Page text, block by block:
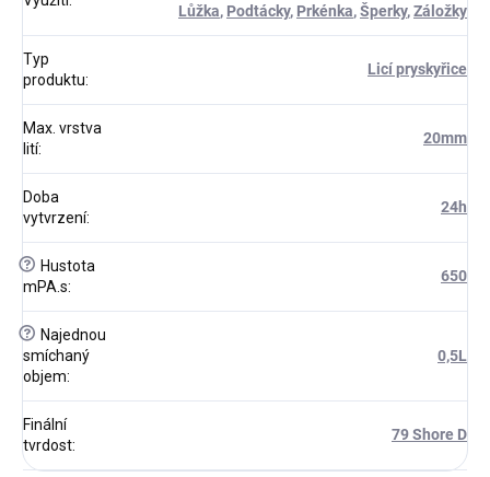
Lůžka, Podtácky, Prkénka,Šperky,Záložky
Typ
produktu:
Licí pryskyřice
Max. vrstva
lití:
20mm
Doba
vytvrzení:
24h
?
Hustota
mPA.s:
650
?
Najednou
smíchaný
objem:
0,5L
Finální
tvrdost:
79 Shore D